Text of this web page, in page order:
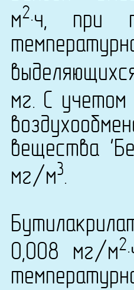
м2·ч, при
мг. С
вещества
мг/м3.
0,008 мг/м2